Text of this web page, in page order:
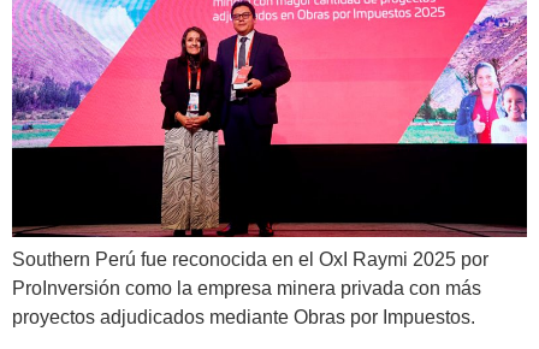
Southern Perú fue reconocida en el OxI Raymi 2025 por
ProInversión como la empresa minera privada con más
proyectos adjudicados mediante Obras por Impuestos.